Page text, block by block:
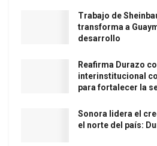
Trabajo de
transforma a
desarrollo
Reafirma Durazo
interinstitucional
para fortalecer la
Sonora lidera el
el norte del país: